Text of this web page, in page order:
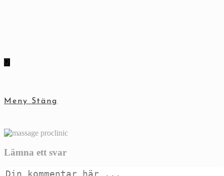
0
Meny Stäng
Lämna ett svar
Kommentar